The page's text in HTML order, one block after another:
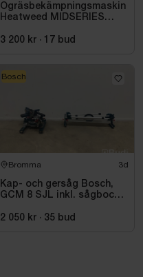
Ogräsbekämpningsmaskin
Heatweed MIDSERIES
3 200 kr · 17 bud
Bromma 3d
Kap- och gersåg Bosch,
GCM 8 SJL inkl. sågbock
2 050 kr · 35 bud
Bosch